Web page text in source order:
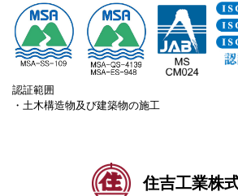
認証範囲
・土木構造物及び建築物の施工
住吉工業株